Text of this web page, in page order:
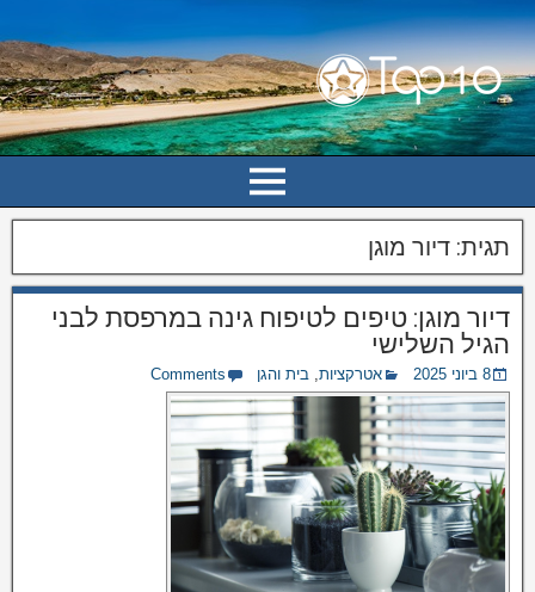
תגית: דיור מוגן
דיור מוגן: טיפים לטיפוח גינה במרפסת לבני
הגיל השלישי
8 ביוני 2025 אטרקציות, בית והגן Comments